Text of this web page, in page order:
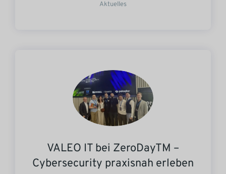
Aktuelles
VALEO IT bei ZeroDayTM –
Cybersecurity praxisnah erleben